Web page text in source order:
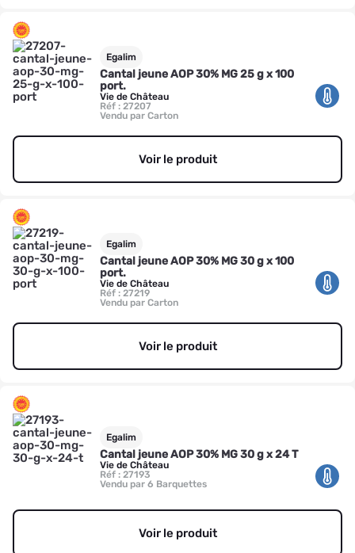
Egalim
Cantal jeune AOP 30% MG 25 g x 100
port.
Vie de Château
Réf : 27207
Vendu par Carton
Voir le produit
Egalim
Cantal jeune AOP 30% MG 30 g x 100
port.
Vie de Château
Réf : 27219
Vendu par Carton
Voir le produit
Egalim
Cantal jeune AOP 30% MG 30 g x 24 T
Vie de Château
Réf : 27193
Vendu par 6 Barquettes
Voir le produit